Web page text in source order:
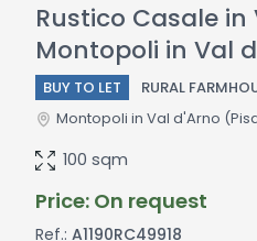
Rustico Casale
Montopoli in Val
Montopoli in Val d'Arno
BUY TO LET RURAL
Price: On request
Ref.: A1190RC49918
100 sqm